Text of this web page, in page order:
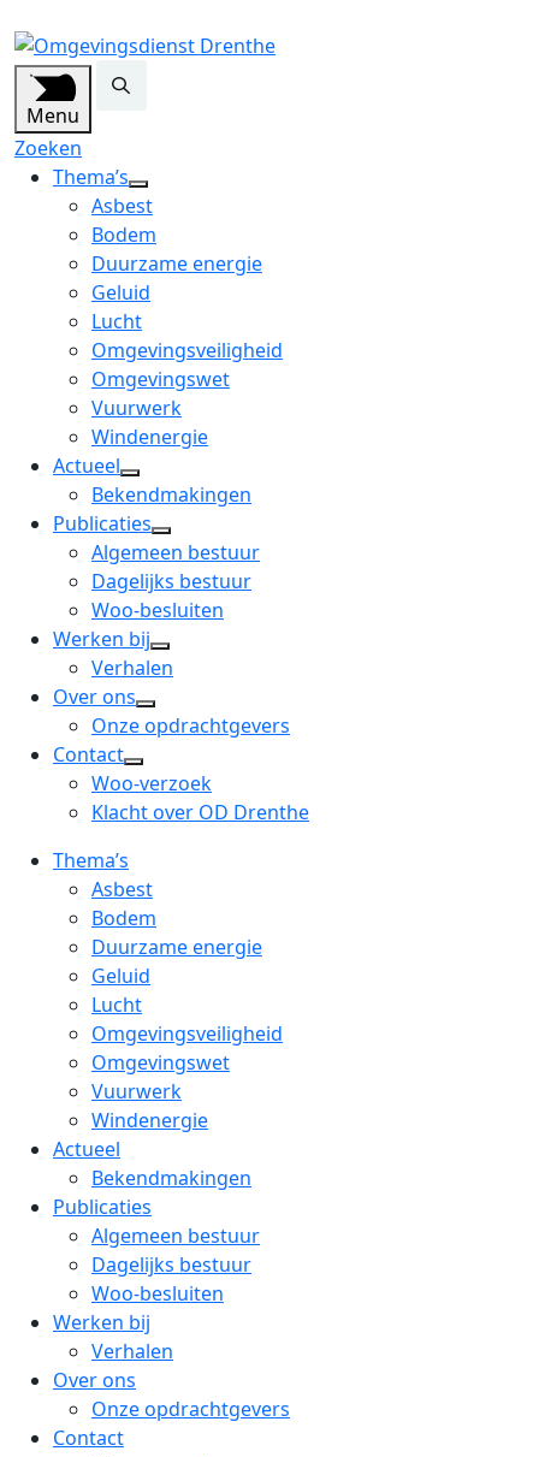
Menu
Zoeken
Thema’s
open
dropdown
menu
Asbest
Bodem
Duurzame energie
Geluid
Lucht
Omgevingsveiligheid
Omgevingswet
Vuurwerk
Windenergie
Actueel
open
dropdown
menu
Bekendmakingen
Publicaties
open
dropdown
menu
Algemeen bestuur
Dagelijks bestuur
Woo-besluiten
Werken bij
open
menu
Verhalen
Over ons
open
dropdown
menu
Onze opdrachtgevers
Contact
open
dropdown
Woo-verzoek
Klacht over OD Drenthe
Thema’s
Asbest
Bodem
Duurzame energie
Geluid
Lucht
Omgevingsveiligheid
Omgevingswet
Vuurwerk
Windenergie
Actueel
Bekendmakingen
Publicaties
Algemeen bestuur
Dagelijks bestuur
Woo-besluiten
Werken bij
Verhalen
Over ons
Onze opdrachtgevers
Contact